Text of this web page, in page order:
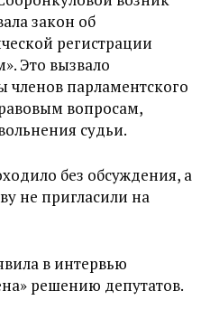
закон об
регистрации
Это вызвало
членов парламентского
вопросам,
судьи.
без обсуждения, а
не пригласили на
в интервью
решению депутатов.